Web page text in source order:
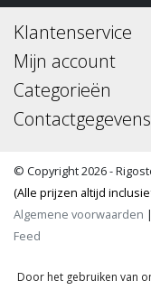
Klantenservice
Mijn account
Categorieën
Contactgegevens
© Copyright 2026 -
(Alle prijzen altijd
Algemene voorwaarden |
Feed
Door het gebruiken van